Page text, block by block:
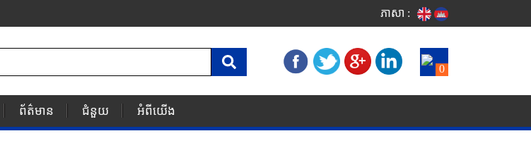
ភាសា :
0
ព័ត៌មាន ជំនួយ អំពីយើង